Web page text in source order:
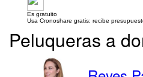
Es gratuito
Usa Cronoshare gratis: recibe
Peluqueras a